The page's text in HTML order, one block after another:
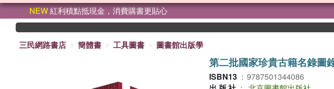
NEW紅利積點抵現金，消費購書更貼心
三民網路書店
簡體書 工具圖書 圖書館出版學
第二批國家珍貴古籍名錄圖
ISBN13 ： 9787501344086